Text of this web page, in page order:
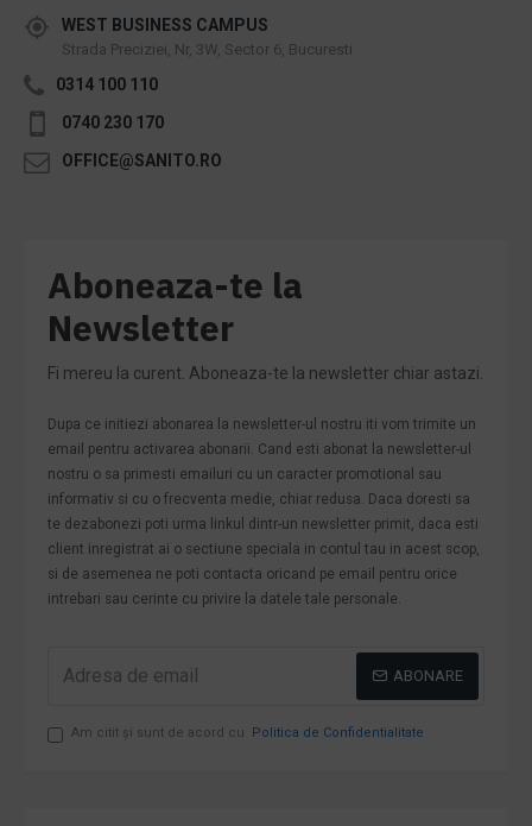
WEST BUSINESS CAMPUS
Strada Preciziei, Nr, 3W, Sector 6, Bucuresti
0314 100 110
0740 230 170
OFFICE@SANITO.RO
Aboneaza-te la
Newsletter
Fi mereu la curent. Aboneaza-te la newsletter chiar astazi.
Dupa ce initiezi abonarea la newsletter-ul nostru iti vom trimite un
email pentru activarea abonarii. Cand esti abonat la newsletter-ul
nostru o sa primesti emailuri cu un caracter promotional sau
informativ si cu o frecventa medie, chiar redusa. Daca doresti sa
te dezabonezi poti urma linkul dintr-un newsletter primit, daca esti
client inregistrat ai o sectiune speciala in contul tau in acest scop,
si de asemenea ne poti contacta oricand pe email pentru orice
intrebari sau cerinte cu privire la datele tale personale.
ABONARE
Am citit şi sunt de acord cu Politica de Confidentialitate